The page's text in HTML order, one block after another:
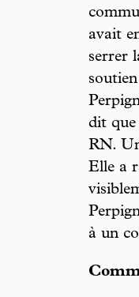
avait
serrer
dit que
RN.
Elle a
à un